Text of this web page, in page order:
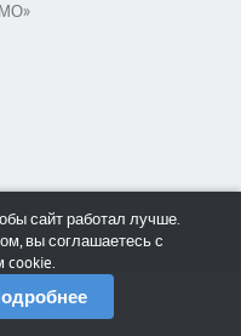
сайт работал лучше.
вы соглашаетесь с
cookie.